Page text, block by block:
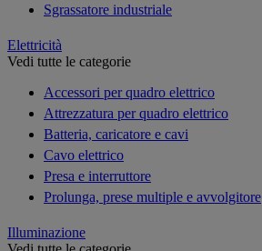
Sgrassatore industriale
Elettricità
Vedi tutte le categorie
Accessori per quadro elettrico
Attrezzatura per quadro elettrico
Batteria, caricatore e cavi
Cavo elettrico
Presa e interruttore
Prolunga, prese multiple e avvolgitore
Illuminazione